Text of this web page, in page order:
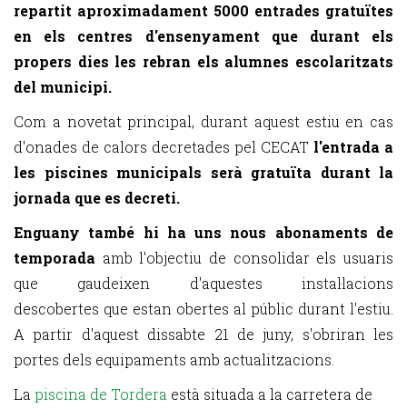
repartit aproximadament 5000 entrades gratuïtes
en els centres d'ensenyament que durant els
propers dies les rebran els alumnes escolaritzats
del municipi.
Com a novetat principal, durant aquest estiu en cas
d'onades de calors decretades pel CECAT l'entrada a
les piscines municipals serà gratuïta durant la
jornada que es decreti.
Enguany també hi ha uns nous abonaments de
temporada amb l'objectiu de consolidar els usuaris
que gaudeixen d'aquestes instal·lacions
descobertes que estan obertes al públic durant l'estiu.
A partir d'aquest dissabte 21 de juny, s'obriran les
portes dels equipaments amb actualitzacions.
La piscina de Tordera està situada a la carretera de